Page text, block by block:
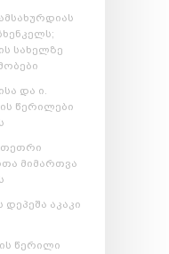
სახელზე
და ი.
წერილები
მიმართვა
დეპეშა აკაკი
წერილი